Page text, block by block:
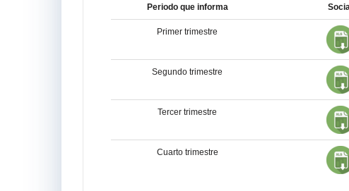
Periodo que informa
Primer trimestre
Segundo trimestre
Tercer trimestre
Cuarto trimestre